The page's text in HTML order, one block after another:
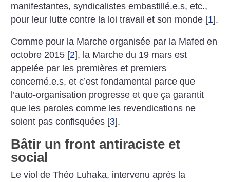
manifestantes, syndicalistes embastillé.e.s, etc.,
pour leur lutte contre la loi travail et son monde [1].
Comme pour la Marche organisée par la Mafed en
octobre 2015 [2], la Marche du 19 mars est
appelée par les premières et premiers
concerné.e.s, et c’est fondamental parce que
l’auto-organisation progresse et que ça garantit
que les paroles comme les revendications ne
soient pas confisquées [3].
Bâtir un front antiraciste et
social
Le viol de Théo Luhaka, intervenu après la